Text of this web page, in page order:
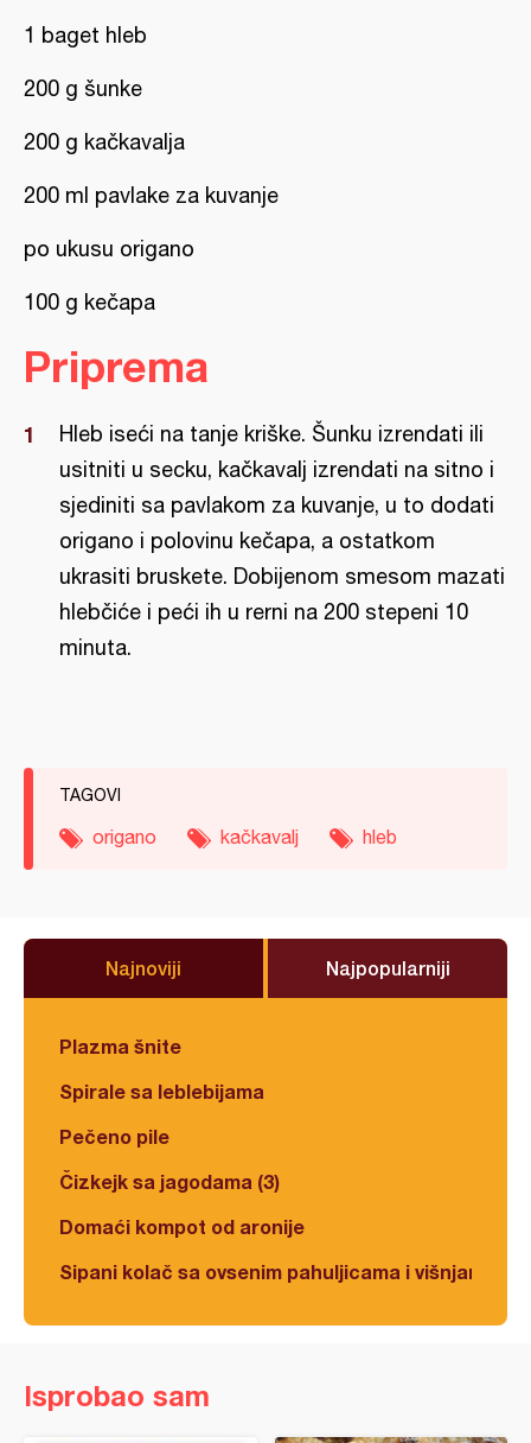
1 baget hleb
200 g šunke
200 g kačkavalja
200 ml pavlake za kuvanje
po ukusu origano
100 g kečapa
Priprema
Hleb iseći na tanje kriške. Šunku izrendati ili
usitniti u secku, kačkavalj izrendati na sitno i
sjediniti sa pavlakom za kuvanje, u to dodati
origano i polovinu kečapa, a ostatkom
ukrasiti bruskete. Dobijenom smesom mazati
hlebčiće i peći ih u rerni na 200 stepeni 10
minuta.
TAGOVI
origano kačkavalj hleb
Najnoviji Najpopularniji
Plazma šnite
Spirale sa leblebijama
Pečeno pile
Čizkejk sa jagodama (3)
Domaći kompot od aronije
Sipani kolač sa ovsenim pahuljicama i višnjama
Isprobao sam